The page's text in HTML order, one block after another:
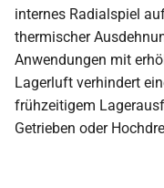
internes Radialspiel
thermischer
Anwendungen mit
Lagerluft verhindert
frühzeitigem
Getrieben oder